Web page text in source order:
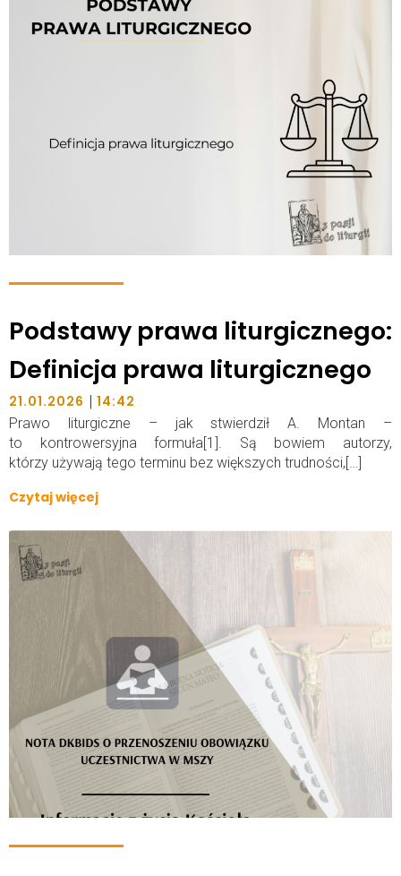
Podstawy prawa liturgicznego:
Definicja prawa liturgicznego
21.01.2026 | 14:42
Prawo liturgiczne – jak stwierdził A. Montan –
to kontrowersyjna formuła[1]. Są bowiem autorzy,
którzy używają tego terminu bez większych trudności,[…]
Czytaj więcej